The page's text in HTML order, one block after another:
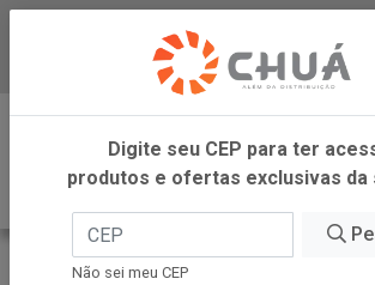
Baixe
COQUETELEIRA
Digite seu CEP para ter
produtos e ofertas exclusivas da
Não sei meu CEP